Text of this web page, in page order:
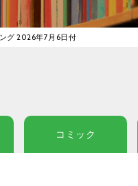
グ 2026年7月6日付
コミック